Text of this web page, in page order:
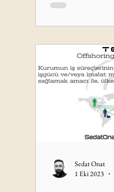
Sedat Onat
1 Eki 2023